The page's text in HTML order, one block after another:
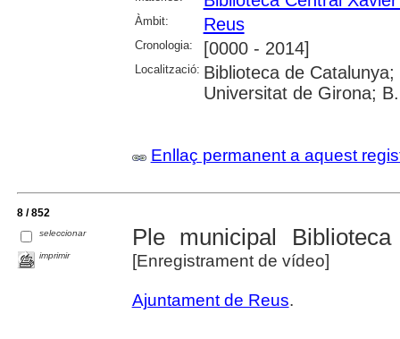
Àmbit: Reus
Cronologia: [0000 - 2014]
Localització: Biblioteca de
Universitat de Girona;
Enllaç permanent a aquest
8 / 852
seleccionar
imprimir
Ple municipal
[Enregistrament de vídeo]
Ajuntament de Reus.